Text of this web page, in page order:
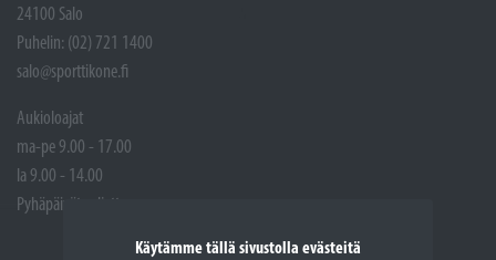
Käytämme tällä sivustolla evästeitä
24100 Salo
Puhelin: (02) 721 1400
salo@sporttikone.fi
Aukioloajat
ma-pe 9.00 - 17.00
la 9.00 - 14.00
Pyhäpäivät suljettuna